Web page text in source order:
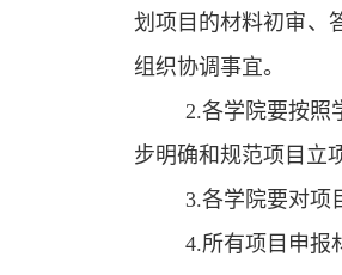
划项目的材料初审、
组织协调事宜。
2.各学院要按照
步明确和规范项目立
3.各学院要对项
4.所有项目申报